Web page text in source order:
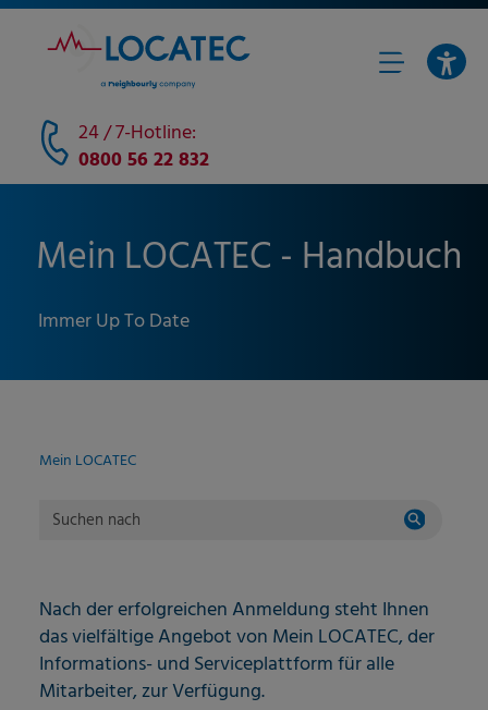
24 / 7-Hotline:
0800 56 22 832
Mein LOCATEC - Handbuch
Immer Up To Date
Mein LOCATEC
Suchen nach
Nach der erfolgreichen Anmeldung steht Ihnen
das vielfältige Angebot von Mein LOCATEC, der
Informations- und Serviceplattform für alle
Mitarbeiter, zur Verfügung.